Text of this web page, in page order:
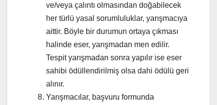
ve/veya çalıntı olmasından doğabilecek
her türlü yasal sorumluluklar, yarışmacıya
aittir. Böyle bir durumun ortaya çıkması
halinde eser, yarışmadan men edilir.
Tespit yarışmadan sonra yapılır ise eser
sahibi ödüllendirilmiş olsa dahi ödülü geri
alınır.
Yarışmacılar, başvuru formunda